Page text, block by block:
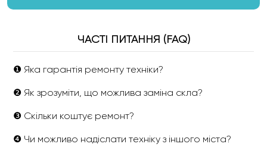
ЧАСТІ ПИТАННЯ (FAQ)
❶ Яка гарантія ремонту техніки?
❷ Як зрозуміти, що можлива заміна скла?
❸ Скільки коштує ремонт?
❹ Чи можливо надіслати техніку з іншого міста?